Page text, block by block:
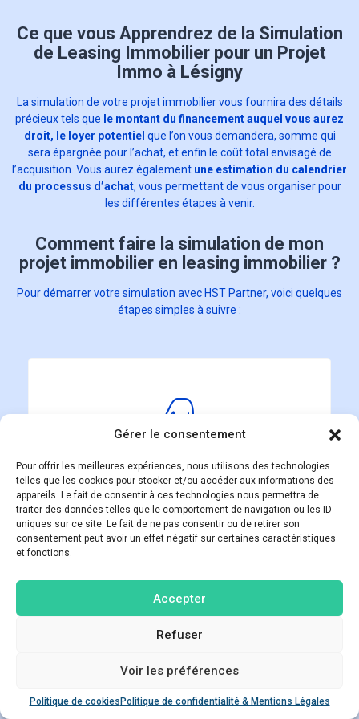
Gérer le consentement
Pour offrir les meilleures expériences, nous utilisons des technologies
telles que les cookies pour stocker et/ou accéder aux informations des
appareils. Le fait de consentir à ces technologies nous permettra de
traiter des données telles que le comportement de navigation ou les ID
uniques sur ce site. Le fait de ne pas consentir ou de retirer son
consentement peut avoir un effet négatif sur certaines caractéristiques
et fonctions.
Accepter
Refuser
Voir les préférences
Politique de cookies Politique de confidentialité & Mentions Légales
Ce que vous Apprendrez de la Simulation
de Leasing Immobilier pour un Projet
Immo à Lésigny
La simulation de votre projet immobilier vous fournira des détails
précieux tels que le montant du financement auquel vous aurez
droit, le loyer potentiel que l’on vous demandera, somme qui
sera épargnée pour l’achat, et enfin le coût total envisagé de
l’acquisition. Vous aurez également une estimation du calendrier
du processus d’achat, vous permettant de vous organiser pour
les différentes étapes à venir.
Comment faire la simulation de mon
projet immobilier en leasing immobilier ?
Pour démarrer votre simulation avec HST Partner, voici quelques
étapes simples à suivre :
simulateur en ligne via
ce lien
Commencer
Entrez vos informations
Poser une question
Open